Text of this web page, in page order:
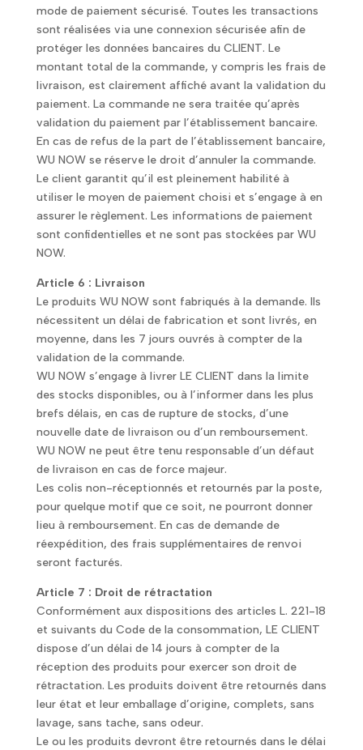
mode de paiement sécurisé. Toutes les transactions
sont réalisées via une connexion sécurisée afin de
protéger les données bancaires du CLIENT. Le
montant total de la commande, y compris les frais de
livraison, est clairement affiché avant la validation du
paiement. La commande ne sera traitée qu’après
validation du paiement par l’établissement bancaire.
En cas de refus de la part de l’établissement bancaire,
WU NOW se réserve le droit d’annuler la commande.
Le client garantit qu’il est pleinement habilité à
utiliser le moyen de paiement choisi et s’engage à en
assurer le règlement. Les informations de paiement
sont confidentielles et ne sont pas stockées par WU
NOW.
Article 6 : Livraison
Le produits WU NOW sont fabriqués à la demande. Ils
nécessitent un délai de fabrication et sont livrés, en
moyenne, dans les 7 jours ouvrés à compter de la
validation de la commande.
WU NOW s’engage à livrer LE CLIENT dans la limite
des stocks disponibles, ou à l’informer dans les plus
brefs délais, en cas de rupture de stocks, d’une
nouvelle date de livraison ou d’un remboursement.
WU NOW ne peut être tenu responsable d’un défaut
de livraison en cas de force majeur.
Les colis non-réceptionnés et retournés par la poste,
pour quelque motif que ce soit, ne pourront donner
lieu à remboursement. En cas de demande de
réexpédition, des frais supplémentaires de renvoi
seront facturés.
Article 7 : Droit de rétractation
Conformément aux dispositions des articles L. 221-18
et suivants du Code de la consommation, LE CLIENT
dispose d’un délai de 14 jours à compter de la
réception des produits pour exercer son droit de
rétractation. Les produits doivent être retournés dans
leur état et leur emballage d’origine, complets, sans
lavage, sans tache, sans odeur.
Le ou les produits devront être retournés dans le délai